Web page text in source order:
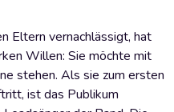
Eltern vernachlässigt, hat
Willen: Sie möchte mit
stehen. Als sie zum ersten
ist das Publikum